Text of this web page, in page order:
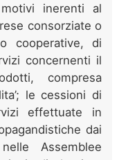
inerenti al
consorziate o
cooperative, di
concernenti il
compresa
le cessioni di
effettuate in
dai
Assemblee